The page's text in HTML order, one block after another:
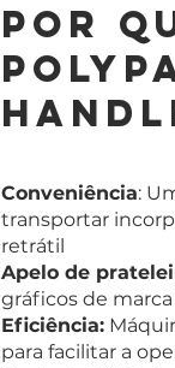
Por
Conveniência:
transportar
retrátil
Apelo de
gráficos de
Eficiência:
para facilitar a